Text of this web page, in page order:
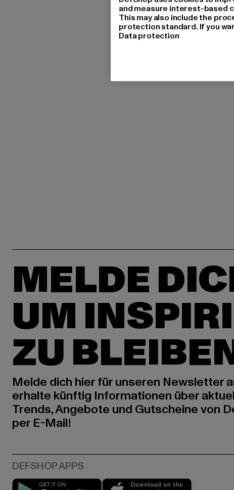
MELDE
UM
ZU
Melde dich hier für unseren Newsletter
erhalte künftig Informationen über
Trends, Angebote und Gutscheine von
per E-Mail!
Play market
and measure interest-based
This may also include the
protection standard. If you
Data protection